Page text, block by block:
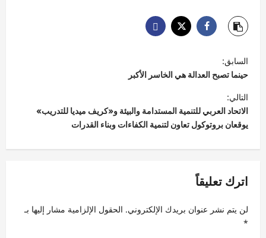
ص
فّ
ح
ا
ل
ق
ل
السابق:
حينما تصبح العدالة هي الخاسر الأكبر
التالي:
الاتحاد العربي للتنمية المستدامة والبيئة و«كريف ميديا للتدريب»
يوقعان بروتوكول تعاون لتنمية الكفاءات وبناء القدرات
اترك تعليقاً
لن يتم نشر عنوان بريدك الإلكتروني. الحقول الإلزامية مشار إليها بـ
*